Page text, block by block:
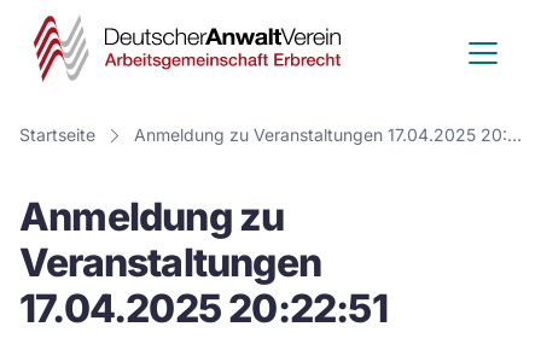
Deutscher
Anwalt
Verein
Startseite Anmeldung zu Veranstaltungen 17.04.2025 20:22:51
Anmeldung zu
Veranstaltungen
17.04.2025 20:22:51